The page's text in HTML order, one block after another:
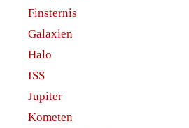
Finsternis
Galaxien
Halo
ISS
Jupiter
Kometen